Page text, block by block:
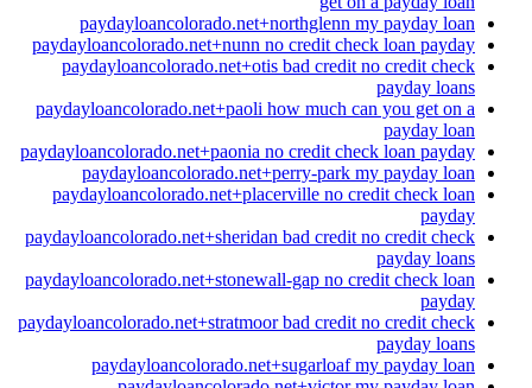
paydayloancolorado.net+northglenn my payday loan
paydayloancolorado.net+nunn no credit check loan payday
paydayloancolorado.net+otis bad credit no credit check
payday loans
paydayloancolorado.net+paoli how much can you get on a
payday loan
paydayloancolorado.net+paonia no credit check loan payday
paydayloancolorado.net+perry-park my payday loan
paydayloancolorado.net+placerville no credit check loan
payday
paydayloancolorado.net+sheridan bad credit no credit check
payday loans
paydayloancolorado.net+stonewall-gap no credit check loan
payday
paydayloancolorado.net+stratmoor bad credit no credit check
payday loans
paydayloancolorado.net+sugarloaf my payday loan